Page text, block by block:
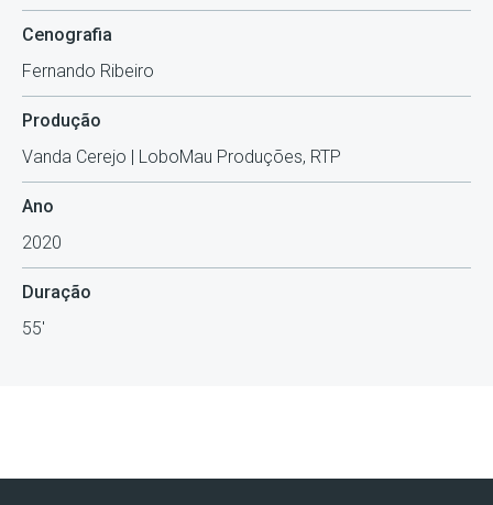
Cenografia
Fernando Ribeiro
Produção
Vanda Cerejo | LoboMau Produções, RTP
Ano
2020
Duração
55'